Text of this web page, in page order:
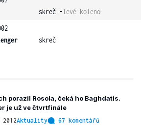
skreč -levé koleno
skreč
porazil Rosola, čeká ho Baghdatis.
je už ve čtvrtfinále
Aktuality 67 komentářů